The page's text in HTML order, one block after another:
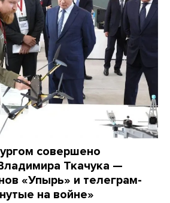
совершено
Ткачука —
«Упырь» и телеграм-
на войне»